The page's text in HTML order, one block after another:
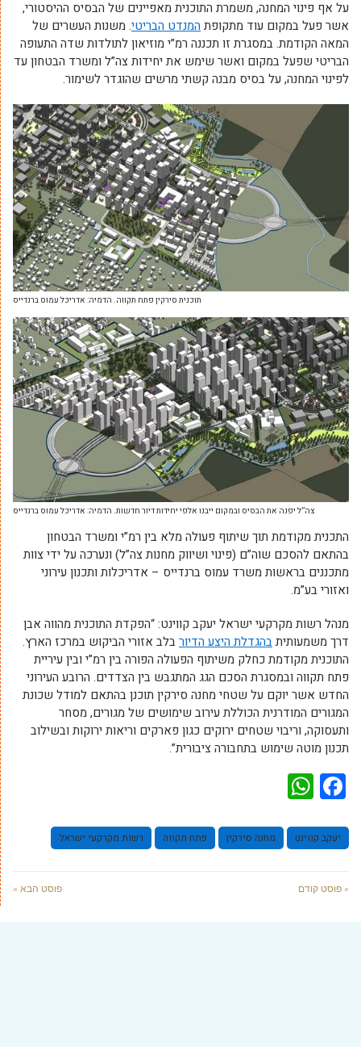
על אף פינוי המחנה, משמרת התוכנית מאפיינים של הבסיס ההיסטורי,
אשר פעל במקום עוד מתקופת המנדט הבריטי. משנות העשרים של
המאה הקודמת. במסגרת זו תכננה רמ”י מוזיאון לתולדות שדה התעופה
הבריטי שפעל במקום ואשר שימש את יחידות צה”ל ומשרד הבטחון עד
לפינוי המחנה, על בסיס מבנה קשתי מרשים שהוגדר לשימור.
תוכנית סירקין פתח תקווה. הדמיה: אדריכל עמוס ברנדייס
צה”ל יפנה את הבסיס ובמקום ייבנו אלפי יחידות דיור חדשות. הדמיה: אדריכל עמוס ברנדייס
התכנית מקודמת תוך שיתוף פעולה מלא בין רמ”י ומשרד הבטחון
בהתאם להסכם שוה”ם (פינוי ושיווק מחנות צה”ל) ונערכה על ידי צוות
מתכננים בראשות משרד עמוס ברנדייס – אדריכלות ותכנון עירוני
ואזורי בע”מ.
מנהל רשות מקרקעי ישראל יעקב קווינט: “הפקדת התוכנית מהווה אבן
דרך משמעותיתבהגדלת היצע הדיורבלב אזורי הביקוש במרכז הארץ.
התוכנית מקודמת כחלק משיתוף הפעולה הפורה בין רמ”י ובין עיריית
פתח תקווה ובמסגרת הסכם הגג המתגבש בין הצדדים. הרובע העירוני
החדש אשר יוקם על שטחי מחנה סירקין תוכנן בהתאם למודל שכונת
המגורים המודרנית הכוללת עירוב שימושים של מגורים, מסחר
ותעסוקה, וריבוי שטחים ירוקים כגון פארקים וריאות ירוקות ובשילוב
תכנון מוטה שימוש בתחבורה ציבורית”.
Facebook
יעקב קווינט מחנה סירקין פתח תקווה רשות מקרקעי ישראל
« פוסט קודם פוסט הבא »